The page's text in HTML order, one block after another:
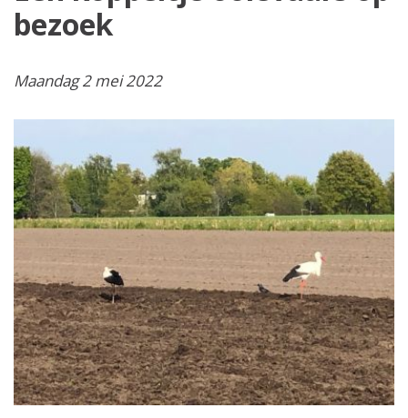
bezoek
Maandag 2 mei 2022